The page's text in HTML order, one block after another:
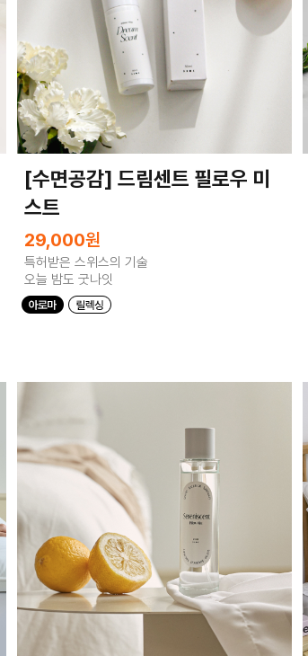
[수면공감] 드림센트 필로우 미
스트
29,000원
특허받은 스위스의 기술
오늘 밤도 굿나잇